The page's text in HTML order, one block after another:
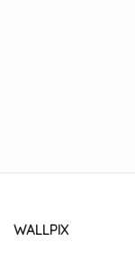
WALLPIX